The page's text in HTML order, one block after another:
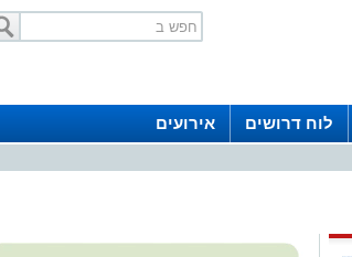
לוח דרושים אירועים